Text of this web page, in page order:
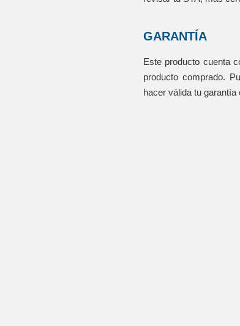
GARANTÍA
Este producto cuenta
producto comprado.
hacer válida tu garantía